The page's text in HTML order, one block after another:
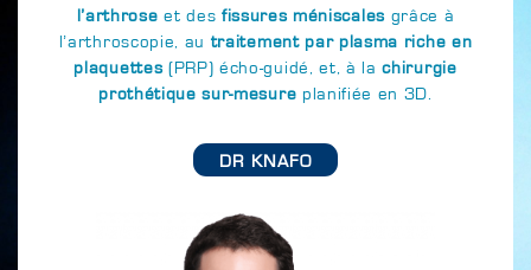
l’arthrose et des fissures méniscalesgrâce à
l’arthroscopie, au traitement par plasma riche en
plaquettes(PRP) écho-guidé, et, à lachirurgie
prothétique sur-mesure planifiée en 3D.
DR KNAFO